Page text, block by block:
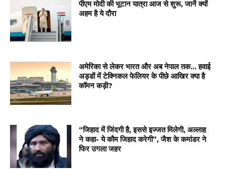
पीएम मोदी की भूटान यात्रा आज से शुरू, जानें क्यों
अहम है ये दौरा
अमेरिका से लेकर भारत और अब नेपाल तक… हवाई
अड्डों में टेक्निकल फेलियर के पीछे आखिर क्या है
कॉमन कड़ी?
“जिहाद में जिंदगी है, इससे इज्जत मिलेगी, अल्लाह
ने कहा- ये कौम जिहाद करेगी”, जैश के कमांडर ने
फिर उगला जहर